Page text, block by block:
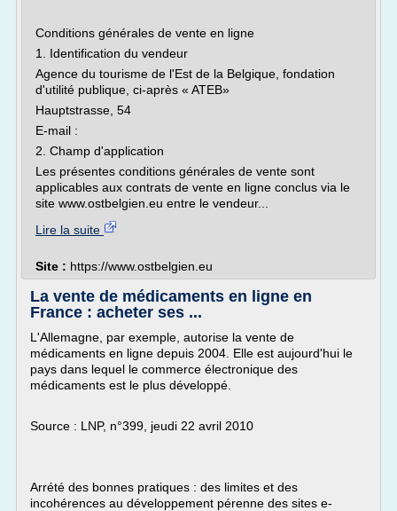
Conditions générales de vente en ligne
1. Identification du vendeur
Agence du tourisme de l'Est de la Belgique, fondation
d'utilité publique, ci-après « ATEB»
Hauptstrasse, 54
E-mail :
2. Champ d'application
Les présentes conditions générales de vente sont
applicables aux contrats de vente en ligne conclus via le
site www.ostbelgien.eu entre le vendeur...
Lire la suite
Site : https://www.ostbelgien.eu
La vente de médicaments en ligne en
France : acheter ses ...
L'Allemagne, par exemple, autorise la vente de
médicaments en ligne depuis 2004. Elle est aujourd'hui le
pays dans lequel le commerce électronique des
médicaments est le plus développé.
Source : LNP, n°399, jeudi 22 avril 2010
Arrété des bonnes pratiques : des limites et des
incohérences au développement pérenne des sites e-